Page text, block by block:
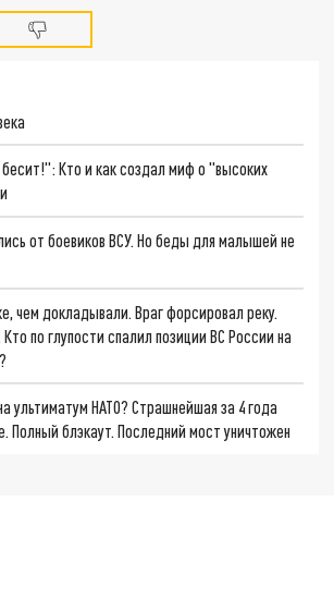
Кто и как создал миф о "высоких
от боевиков ВСУ. Но беды для малышей не
чем докладывали. Враг форсировал реку.
по глупости спалил позиции ВС России на
ультиматум НАТО? Страшнейшая за 4 года
Полный блэкаут. Последний мост уничтожен